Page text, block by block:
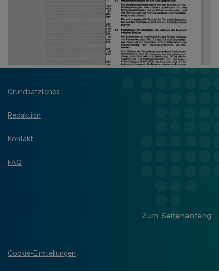
Grundsätzliches
Redaktion
Kontakt
FAQ
Zum Seitenanfang
Cookie-Einstellungen